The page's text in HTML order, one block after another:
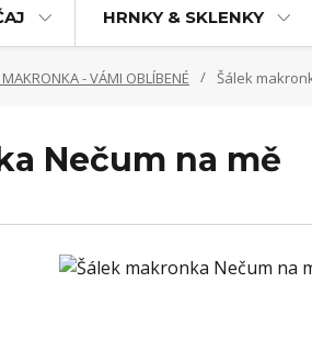
HRNKY & SKLENKY
MAKRONKA - VÁMI OBLÍBENÉ Šálek
Nečum na mě